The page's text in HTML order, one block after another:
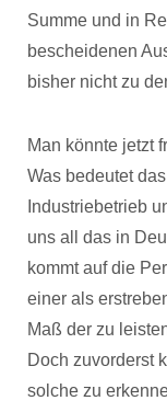
Summe und in
bescheidenen
bisher nicht zu
Man könnte jetzt
Was bedeutet
Industriebetrieb
uns all das in
kommt auf die
einer als
Maß der zu
Doch zuvorderst
solche zu